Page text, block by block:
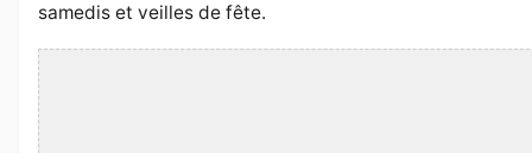
samedis et veilles de fête.